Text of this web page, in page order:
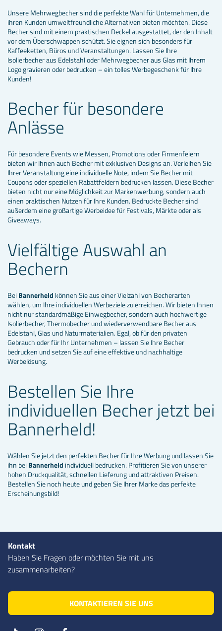
Unsere Mehrwegbecher sind die perfekte Wahl für Unternehmen, die
ihren Kunden umweltfreundliche Alternativen bieten möchten. Diese
Becher sind mit einem praktischen Deckel ausgestattet, der den Inhalt
vor dem Überschwappen schützt. Sie eignen sich besonders für
Kaffeeketten, Büros und Veranstaltungen. Lassen Sie Ihre
Isolierbecher aus Edelstahl oder Mehrwegbecher aus Glas mit Ihrem
Logo gravieren oder bedrucken – ein tolles Werbegeschenk für Ihre
Kunden!
Becher für besondere
Anlässe
Für besondere Events wie Messen, Promotions oder Firmenfeiern
bieten wir Ihnen auch Becher mit exklusiven Designs an. Verleihen Sie
Ihrer Veranstaltung eine individuelle Note, indem Sie Becher mit
Coupons oder speziellen Rabattfeldern bedrucken lassen. Diese Becher
bieten nicht nur eine Möglichkeit zur Markenwerbung, sondern auch
einen praktischen Nutzen für Ihre Kunden. Bedruckte Becher sind
außerdem eine großartige Werbeidee für Festivals, Märkte oder als
Giveaways.
Vielfältige Auswahl an
Bechern
Bei Bannerheld können Sie aus einer Vielzahl von Becherarten
wählen, um Ihre individuellen Werbeziele zu erreichen. Wir bieten Ihnen
nicht nur standardmäßige Einwegbecher, sondern auch hochwertige
Isolierbecher, Thermobecher und wiederverwendbare Becher aus
Edelstahl, Glas und Naturmaterialien. Egal, ob für den privaten
Gebrauch oder für Ihr Unternehmen – lassen Sie Ihre Becher
bedrucken und setzen Sie auf eine effektive und nachhaltige
Werbelösung.
Bestellen Sie Ihre
individuellen Becher jetzt bei
Bannerheld!
Wählen Sie jetzt den perfekten Becher für Ihre Werbung und lassen Sie
ihn bei Bannerheld individuell bedrucken. Profitieren Sie von unserer
hohen Druckqualität, schnellen Lieferung und attraktiven Preisen.
Bestellen Sie noch heute und geben Sie Ihrer Marke das perfekte
Erscheinungsbild!
Kontakt
Haben Sie Fragen oder möchten Sie mit uns
zusammenarbeiten?
KONTAKTIEREN SIE UNS